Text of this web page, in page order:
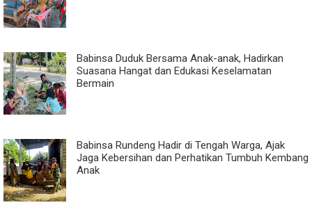
Babinsa Duduk Bersama Anak-anak, Hadirkan
Suasana Hangat dan Edukasi Keselamatan
Bermain
Babinsa Rundeng Hadir di Tengah Warga, Ajak
Jaga Kebersihan dan Perhatikan Tumbuh Kembang
Anak